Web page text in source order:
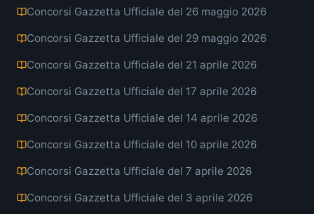
Concorsi Gazzetta Ufficiale del 26 maggio 2026
Concorsi Gazzetta Ufficiale del 29 maggio 2026
Concorsi Gazzetta Ufficiale del 21 aprile 2026
Concorsi Gazzetta Ufficiale del 17 aprile 2026
Concorsi Gazzetta Ufficiale del 14 aprile 2026
Concorsi Gazzetta Ufficiale del 10 aprile 2026
Concorsi Gazzetta Ufficiale del 7 aprile 2026
Concorsi Gazzetta Ufficiale del 3 aprile 2026